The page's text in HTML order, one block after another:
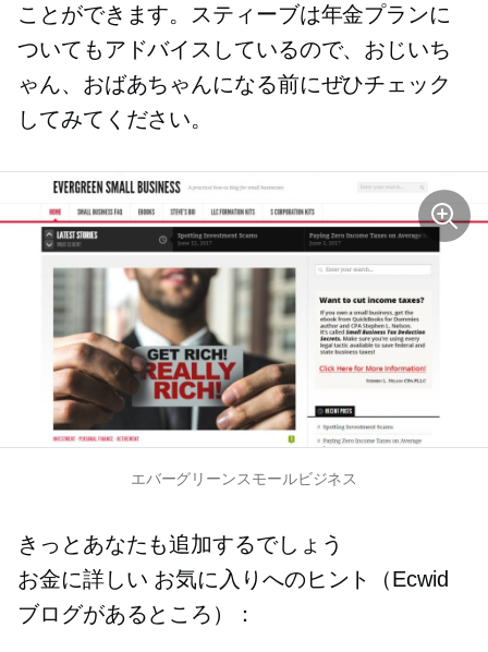
ことができます。スティーブは年金プランに
ついてもアドバイスしているので、おじいち
ゃん、おばあちゃんになる前にぜひチェック
してみてください。
エバーグリーンスモールビジネス
きっとあなたも追加するでしょう
お金に詳しい お気に入りへのヒント（Ecwid
ブログがあるところ）：